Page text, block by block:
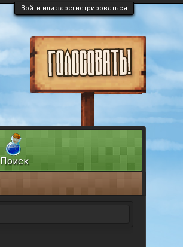
Войти или зарегистрироваться
Поиск